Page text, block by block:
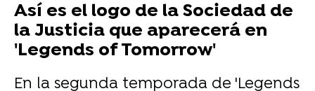
Así es el logo de la Sociedad de
la Justicia que aparecerá en
'Legends of Tomorrow'
En la segunda temporada de 'Legends